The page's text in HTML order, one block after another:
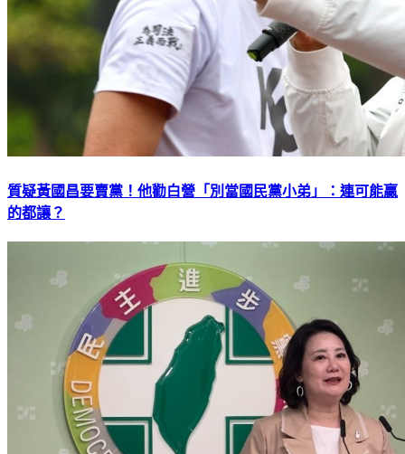
質疑黃國昌要賣黨！他勸白營「別當國民黨小弟」：連可能贏
的都讓？